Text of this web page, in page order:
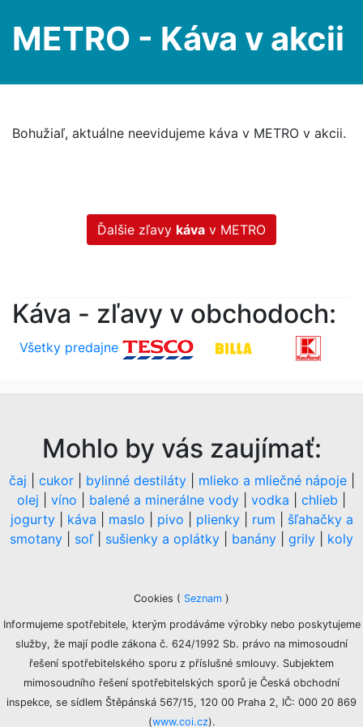
METRO - Káva v akcii
Bohužiaľ, aktuálne neevidujeme káva v METRO v akcii.
Ďalšie zľavy káva v METRO
Káva - zľavy v obchodoch:
Všetky predajne
Mohlo by vás zaujímať:
čaj cukor| bylinné destiláty| mlieko a mliečné nápoje|
olej
víno balené a minerálne vody vodka chlieb
jogurty| káva maslo pivo plienky| rum
šľahačky a
smotany
soľ sušienky a oplátky banány grily koly
Cookies ( Seznam )
Informujeme spotřebitele, kterým prodáváme výrobky nebo poskytujeme
služby, že mají podle zákona č. 624/1992 Sb. právo na mimosoudní
řešení spotřebitelského sporu z příslušné smlouvy. Subjektem
mimosoudního řešení spotřebitelských sporů je Česká obchodní
inspekce, se sídlem Štěpánská 567/15, 120 00 Praha 2, IČ: 000 20 869
(www.coi.cz).